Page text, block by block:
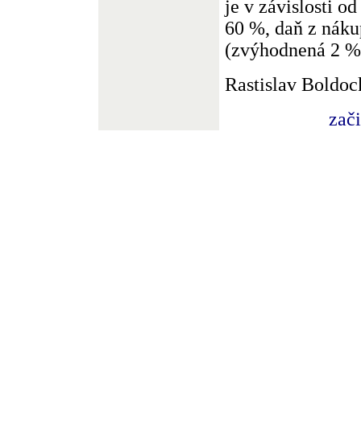
je v závislosti
60 %, daň z
(zvýhodnená 2
Rastislav